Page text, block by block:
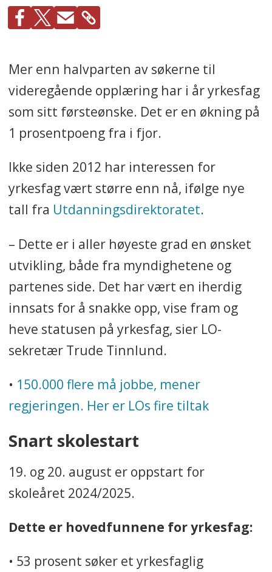
Mer enn halvparten av søkerne til
videregående opplæring har i år yrkesfag
som sitt førsteønske. Det er en økning på
1 prosentpoeng fra i fjor.
Ikke siden 2012 har interessen for
yrkesfag vært større enn nå, ifølge nye
tall fra Utdanningsdirektoratet.
– Dette er i aller høyeste grad en ønsket
utvikling, både fra myndighetene og
partenes side. Det har vært en iherdig
innsats for å snakke opp, vise fram og
heve statusen på yrkesfag, sier LO-
sekretær Trude Tinnlund.
• 150.000 flere må jobbe, mener
regjeringen. Her er LOs fire tiltak
Snart skolestart
19. og 20. august er oppstart for
skoleåret 2024/2025.
Dette er hovedfunnene for yrkesfag:
• 53 prosent søker et yrkesfaglig